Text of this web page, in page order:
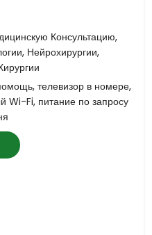
Консультацию,
Нейрохирургии,
телевизор в номере,
Wi-Fi, питание по запросу